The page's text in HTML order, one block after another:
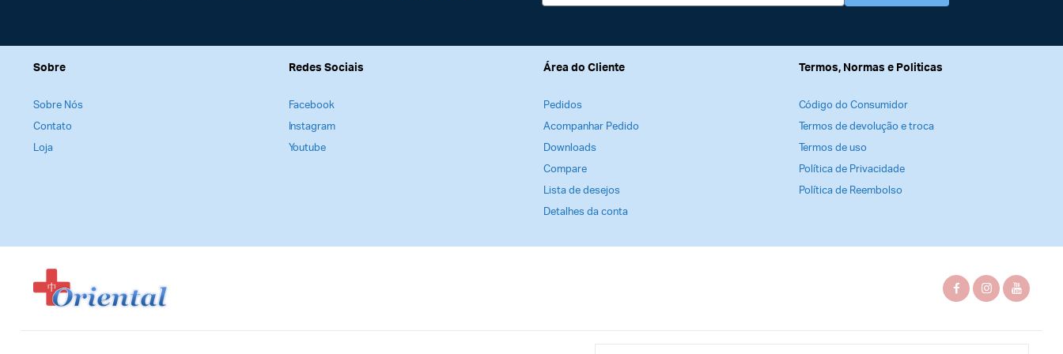
Esta gravação está disponível apenas no formato online; você não receberá um DVD ou cópia física da
gravação – ela está disponível para você assistir como um curso através de sua conta.
Sobre
Sobre Nós
Contato
Loja
Redes Sociais
Facebook
Instagram
Youtube
Área do Cliente
Pedidos
Acompanhar Pedido
Downloads
Compare
Lista de desejos
Detalhes da conta
Termos, Normas e Politicas
Código do Consumidor
Termos de devolução e troca
Termos de uso
Política de Privacidade
Política de Reembolso